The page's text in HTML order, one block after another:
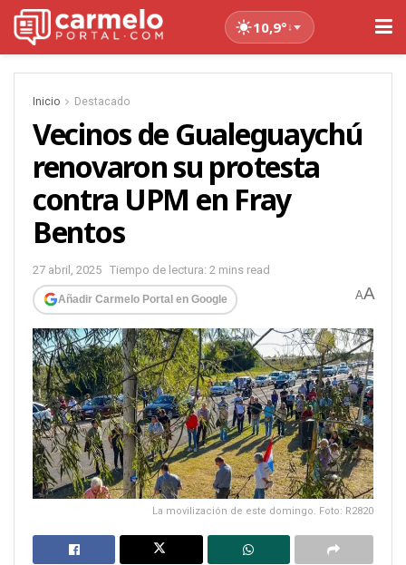
10,9°↓
Inicio Destacado
Vecinos de Gualeguaychú
renovaron su protesta
contra UPM en Fray
Bentos
27 abril, 2025 Tiempo de lectura: 2 mins read
Añadir Carmelo Portal en Google AA
La movilización de este domingo. Foto: R2820